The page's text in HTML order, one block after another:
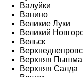
Валуйки
Ванино
Великие Луки
Великий
Вельск
Верхняя Пышма
Верхняя Салда